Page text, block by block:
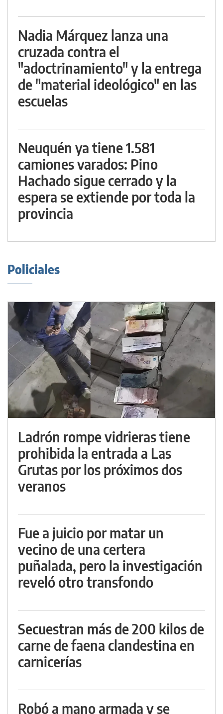
Nadia Márquez lanza una
cruzada contra el
"adoctrinamiento" y la entrega
de "material ideológico" en las
escuelas
Neuquén ya tiene 1.581
camiones varados: Pino
Hachado sigue cerrado y la
espera se extiende por toda la
provincia
Policiales
Ladrón rompe vidrieras tiene
prohibida la entrada a Las
Grutas por los próximos dos
veranos
Fue a juicio por matar un
vecino de una certera
puñalada, pero la investigación
reveló otro transfondo
Secuestran más de 200 kilos de
carne de faena clandestina en
carnicerías
Robó a mano armada y se